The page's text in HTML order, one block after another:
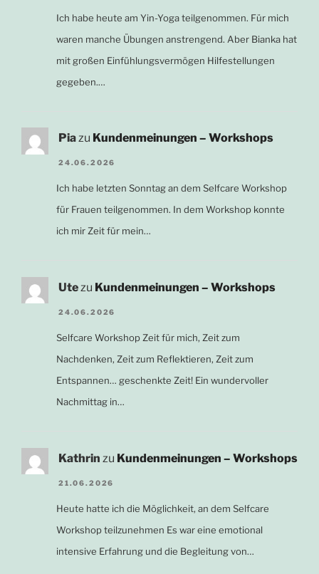
Ich habe heute am Yin-Yoga teilgenommen. Für mich
waren manche Übungen anstrengend. Aber Bianka hat
mit großen Einfühlungsvermögen Hilfestellungen
gegeben.…
Piazu Kundenmeinungen – Workshops
24.06.2026
Ich habe letzten Sonntag an dem Selfcare Workshop
für Frauen teilgenommen. In dem Workshop konnte
ich mir Zeit für mein…
Ute zu Kundenmeinungen – Workshops
24.06.2026
Selfcare Workshop Zeit für mich, Zeit zum
Nachdenken, Zeit zum Reflektieren, Zeit zum
Entspannen… geschenkte Zeit! Ein wundervoller
Nachmittag in…
Kathrin zu Kundenmeinungen – Workshops
21.06.2026
Heute hatte ich die Möglichkeit, an dem Selfcare
Workshop teilzunehmen Es war eine emotional
intensive Erfahrung und die Begleitung von…